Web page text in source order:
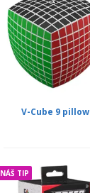
V-Cube 9 pillow
NÁŠ TIP